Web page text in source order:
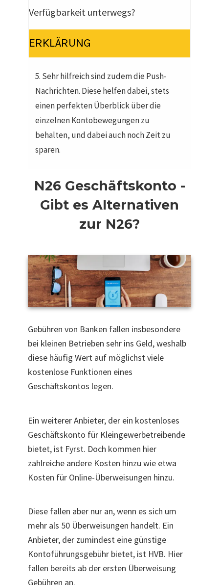
Verfügbarkeit unterwegs?
ERKLÄRUNG
5. Sehr hilfreich sind zudem die Push-
Nachrichten. Diese helfen dabei, stets
einen perfekten Überblick über die
einzelnen Kontobewegungen zu
behalten, und dabei auch noch Zeit zu
sparen.
N26 Geschäftskonto -
Gibt es Alternativen
zur N26?
Gebühren von Banken fallen insbesondere
bei kleinen Betrieben sehr ins Geld, weshalb
diese häufig Wert auf möglichst viele
kostenlose Funktionen eines
Geschäftskontos legen.
Ein weiterer Anbieter, der ein kostenloses
Geschäftskonto für Kleingewerbetreibende
bietet, ist Fyrst. Doch kommen hier
zahlreiche andere Kosten hinzu wie etwa
Kosten für Online-Überweisungen hinzu.
Diese fallen aber nur an, wenn es sich um
mehr als 50 Überweisungen handelt. Ein
Anbieter, der zumindest eine günstige
Kontoführungsgebühr bietet, ist HVB. Hier
fallen bereits ab der ersten Überweisung
Gebühren an.